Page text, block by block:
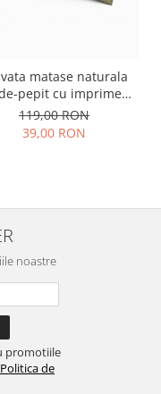
matase naturala
pepit cu imprimeu
alb si albastru
119,00 RON
39,00 RON
noastre
promotiile
Politica de